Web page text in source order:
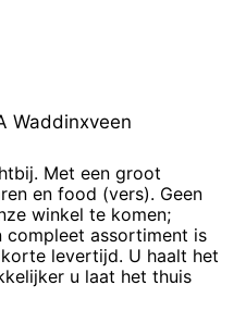
Waddinxveen
Met een groot
en food (vers). Geen
winkel te komen;
compleet assortiment is
levertijd. U haalt het
u laat het thuis